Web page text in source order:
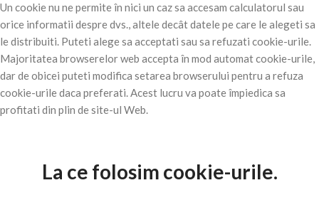
Un cookie nu ne permite în nici un caz sa accesam calculatorul sau
orice informatii despre dvs., altele decât datele pe care le alegeti sa
le distribuiti. Puteti alege sa acceptati sau sa refuzati cookie-urile.
Majoritatea browserelor web accepta în mod automat cookie-urile,
dar de obicei puteti modifica setarea browserului pentru a refuza
cookie-urile daca preferati. Acest lucru va poate împiedica sa
profitati din plin de site-ul Web.
La ce folosim cookie-urile.